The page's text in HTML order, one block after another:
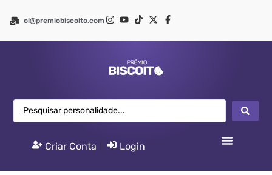
oi@premiobiscoito.com
Criar Conta Login